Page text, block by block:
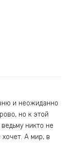
и неожиданно
но к этой
никто не
хочет. А мир, в